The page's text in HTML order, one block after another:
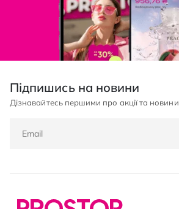
Підпишись на новини
Дізнавайтесь першими про акції та новини